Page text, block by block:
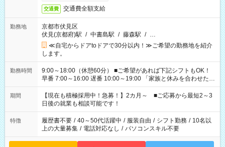
交通費 交通費全額支給
勤務地
京都市伏見区
伏見(京都府)駅 / 中書島駅 / 藤森駅 / …
≪自宅からドアtoドアで30分以内！≫ご希望の勤務地を紹介
します。
勤務時間
9:00～18:00（休憩60分） ■ご希望があれば下記シフトもOK！
早番 7:00～16:00 遅番 10:00～19:00 「家族と休みを合わせた
い」 「余裕を持って夕飯の準備がしたい」 「できれば残業はし
たくない」 など、ご希望を教えてくださいね。 ※Wワーク希望
の方へ 今ご覧のお仕事で希望する勤務時間と、もう1つのお仕事
の勤務時間。 合計で週40時間を超える場合は応募できません。
期間
【現在も積極採用中！急募！】2カ月～ ■ご応募から最短2～3
日後の就業も相談可能です！
特徴 履歴書不要 / 40～50代活躍中 / 服装自由 / シフト勤務 / 10名以
上の大量募集 / 電話対応なし / パソコンスキル不要